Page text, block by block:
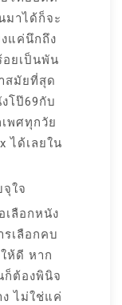
มาได้ก็จะ
แค่นึกถึง
อยเป็นพัน
สมัยที่สุด
โป๊69กับ
พศทุกวัย
ได้เลยใน
ใจ
เลือกหนัง
เลือกคบ
ห้ดี หาก
ก็ต้องพินิจ
ไม่ใช่แค่